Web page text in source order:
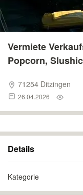
Vermiete
Popcorn,
71254 Ditzingen
26.04.2026
Details
Kategorie